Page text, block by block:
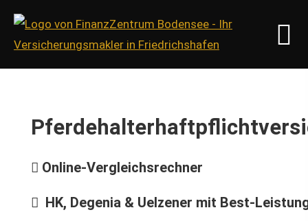
Online-Vergleichsrechner
HK, Degenia & Uelzener mit Best-